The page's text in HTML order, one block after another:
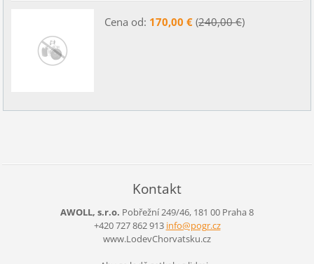
Cena od: 170,00 €(240,00 €)
Kontakt
AWOLL, s.r.o. Pobřežní 249/46, 181 00 Praha 8
+420 727 862 913 info@pogr.cz
www.LodevChorvatsku.cz